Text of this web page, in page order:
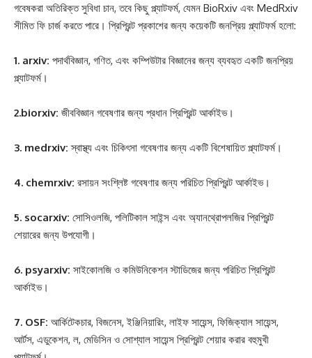
গবেষকরা অতিরিক্ত সুবিধা চান, তবে কিছু প্ল্যাটফর্ম, যেমন BioRxiv এবং MedRxiv
সীমিত ফি চার্জ করতে পারে। প্রিপ্রিন্ট প্রকাশের জন্য কয়েকটি জনপ্রিয় প্ল্যাটফর্ম হলো:
1. arxiv: পদার্থবিজ্ঞান, গণিত, এবং কম্পিউটার বিজ্ঞানের জন্য ব্যবহৃত একটি জনপ্রিয়
প্ল্যাটফর্ম।
2.biorxiv: জীববিজ্ঞান গবেষণার জন্য প্রধান প্রিপ্রিন্ট আর্কাইভ।
3. medrxiv: স্বাস্থ্য এবং চিকিৎসা গবেষণার জন্য একটি বিশেষায়িত প্ল্যাটফর্ম।
4. chemrxiv: রসায়ন সংশ্লিষ্ট গবেষণার জন্য পরিচিত প্রিপ্রিন্ট আর্কাইভ।
5. socarxiv: সোসিওলজি, পলিটিকাল সাইন্স এবং অ্যানথ্রোপলজির প্রিপ্রিন্ট
শেয়ারের জন্য উপযোগী।
6. psyarxiv: সাইকোলজি ও কমিউনিকেশন স্টাডিজের জন্য পরিচিত প্রিপ্রিন্ট
আর্কাইভ।
7. OSF: আর্কিটেকচার, বিজনেস, ইঞ্জিনিয়ারিং, লাইফ সায়েন্স, ফিজিক্যাল সায়েন্স,
আর্টস, এডুকেশন, ল, মেডিসিন ও সোশ্যাল সায়েন্স প্রিপ্রিন্ট শেয়ার করার বহুমুখী